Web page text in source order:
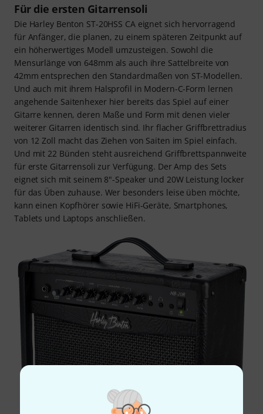
Für die ersten Gitarrensoli
Die Harley Benton ST-20HSS CA eignet sich hervorragend
für Anfänger, die planen, zu einem späteren Zeitpunkt auf
ein höherwertiges Modell umzusteigen. Sowohl die
Mensurlänge von 648mm als auch ihre Sattelbreite von
42mm entsprechen den Standardmaßen von ST-Modellen.
Und auch mit ihrem Halsprofil in Modern-C-Form lernen
angehende Saitenhexer hier bereits das Spiel auf einer
Gitarre kennen, deren Maße und Form mit denen vieler
weiterer Gitarren identisch sind. Ihr flacher Griffbrettradius
von 12 Zoll macht das Ziehen von Saiten im Spiel einfach.
Und mit 22 Bünden steht ausreichend Griffbrettspannweite
für erste Gitarrensoli zur Verfügung. Der Amp des Sets
eignet sich mit seinem 8"-Speaker und 20W Leistung locker
für das Üben zuhause. Wer besonders leise üben möchte,
kann einen Kopfhörer sowie HiFi-Geräte, Smartphones,
Tablets und Laptops anschließen.